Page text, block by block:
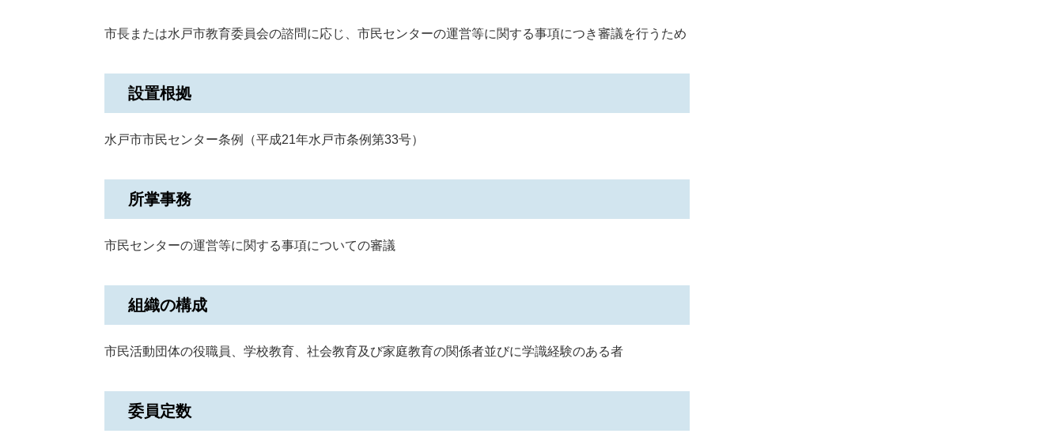
市長または水戸市教育委員会の諮問に応じ、市民センターの運営等に関する事項につき審議を行うため
設置根拠
水戸市市民センター条例（平成21年水戸市条例第33号）
所掌事務
市民センターの運営等に関する事項についての審議
組織の構成
市民活動団体の役職員、学校教育、社会教育及び家庭教育の関係者並びに学識経験のある者
委員定数